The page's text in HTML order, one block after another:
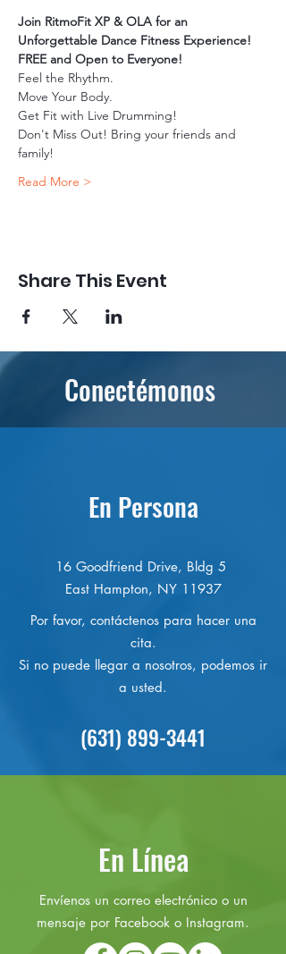
Join RitmoFit XP & OLA for an
Unforgettable Dance Fitness Experience!
FREE and Open to Everyone!
Feel the Rhythm.
Move Your Body.
Get Fit with Live Drumming!
Don't Miss Out! Bring your friends and
family!
Read More >
Share This Event
Conectémonos
En Persona
16 Goodfriend Drive, Bldg 5
East Hampton, NY 11937
Por favor, contáctenos para hacer una
cita.
Si no puede llegar a nosotros, podemos ir
a usted.
(631) 899-3441
En Línea
Envíenos un correo electrónico o un
mensaje por Facebook o Instagram.